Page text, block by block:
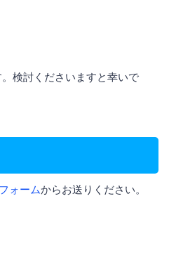
検討くださいますと幸いで
ォームからお送りください。